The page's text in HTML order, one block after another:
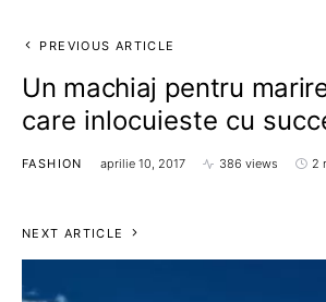
PREVIOUS ARTICLE
Un machiaj pentru
care inlocuieste cu
FASHION aprilie 10, 2017 386 views 2
NEXT ARTICLE